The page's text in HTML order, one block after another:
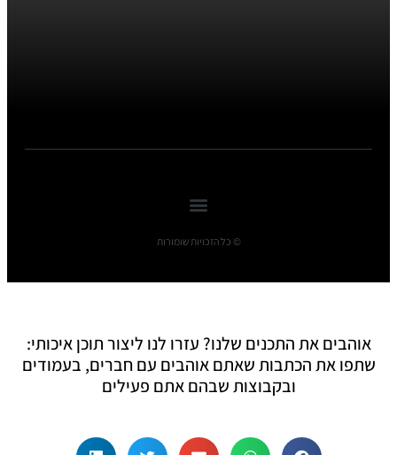
© כל הזכויות שומורות
אוהבים את התכנים שלנו? עזרו לנו ליצור תוכן איכותי:
שתפו את הכתבות שאתם אוהבים עם חברים, בעמודים
ובקבוצות שבהם אתם פעילים